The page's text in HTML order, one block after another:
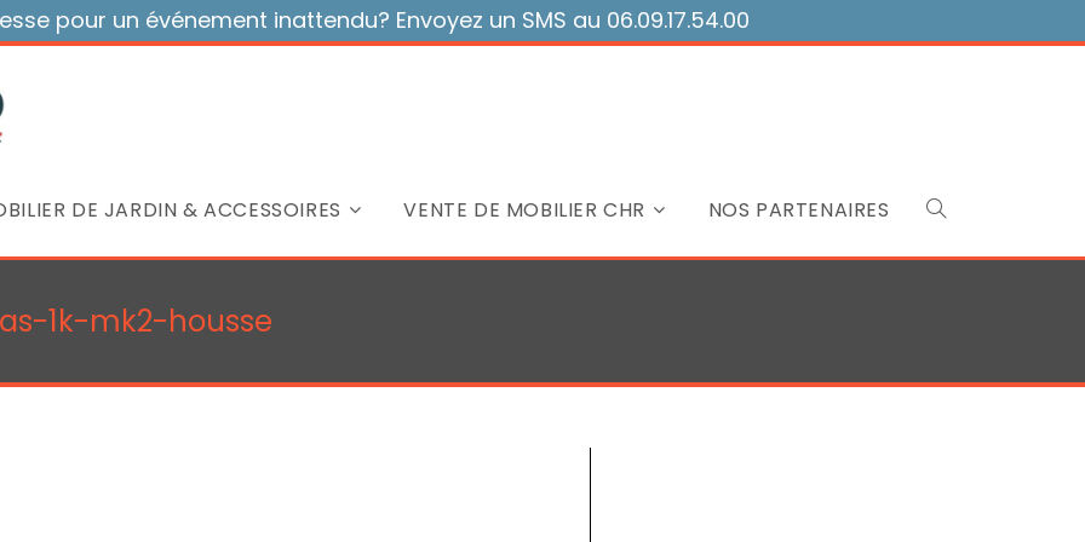
pour un événement inattendu? Envoyez un SMS au 06.09.17.54.00
DE JARDIN & ACCESSOIRES VENTE DE MOBILIER CHR NOS PARTENAIRES Toggle
search
1k-mk2-housse